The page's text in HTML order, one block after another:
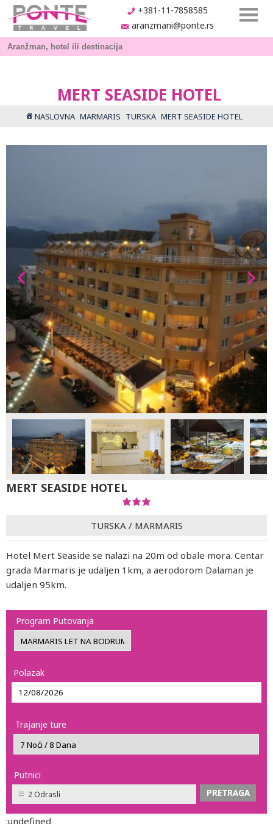
+381-11-7858585
aranzmani@ponte.rs
MERT SEASIDE HOTEL
NASLOVNA MARMARIS TURSKA MERT SEASIDE HOTEL
MERT SEASIDE HOTEL
TURSKA / MARMARIS
Hotel Mert Seaside se nalazi na 20m od obale mora. Centar
grada Marmaris je udaljen 1km, a aerodorom Dalaman je
udaljen 95km.
Program Putovanja
Polazak
Trajanje ture
Putnici
2 Odrasli
:undefined